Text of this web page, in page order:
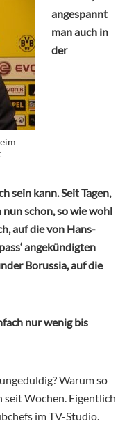
angespannt
man auch in
der
sein kann. Seit Tagen,
schon, so wie wohl
auf die von Hans-
angekündigten
Borussia, auf die
nur wenig bis
Warum so
seit Wochen. Eigentlich
im TV-Studio.